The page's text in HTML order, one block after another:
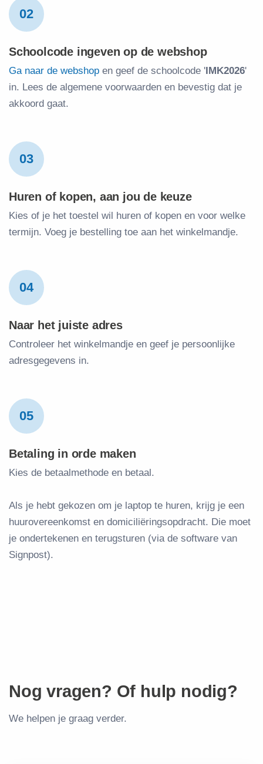
02
Schoolcode ingeven op de webshop
Ga naar de webshop en geef de schoolcode 'IMK2026'
in. Lees de algemene voorwaarden en bevestig dat je
akkoord gaat.
03
Huren of kopen, aan jou de keuze
Kies of je het toestel wil huren of kopen en voor welke
termijn. Voeg je bestelling toe aan het winkelmandje.
04
Naar het juiste adres
Controleer het winkelmandje en geef je persoonlijke
adresgegevens in.
05
Betaling in orde maken
Kies de betaalmethode en betaal.
Als je hebt gekozen om je laptop te huren, krijg je een
huurovereenkomst en domiciliëringsopdracht. Die moet
je ondertekenen en terugsturen (via de software van
Signpost).
Nog vragen? Of hulp nodig?
We helpen je graag verder.